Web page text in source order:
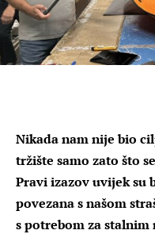
Nikada nam nije bio
tržište samo zato što
Pravi izazov uvijek su
povezana s našom
s potrebom za